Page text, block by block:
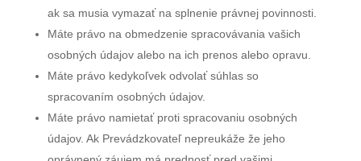
ak sa musia vymazať na splnenie právnej povinnosti.
Máte právo na obmedzenie spracovávania vašich
osobných údajov alebo na ich prenos alebo opravu.
Máte právo kedykoľvek odvolať súhlas so
spracovaním osobných údajov.
Máte právo namietať proti spracovaniu osobných
údajov. Ak Prevádzkovateľ nepreukáže že jeho